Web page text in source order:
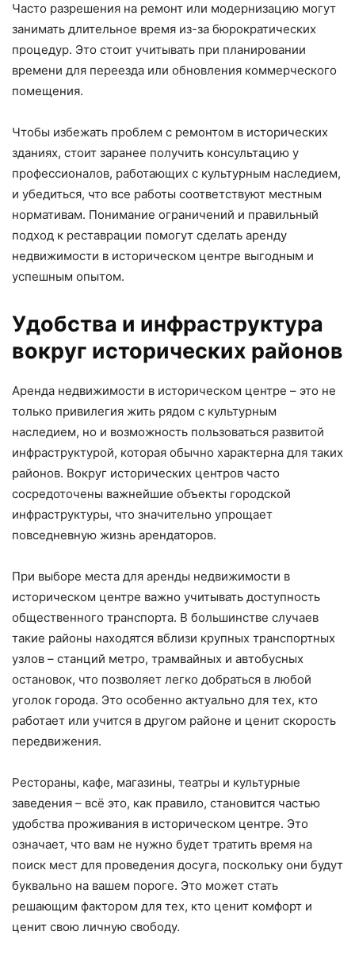
Часто разрешения на ремонт или модернизацию могут
занимать длительное время из-за бюрократических
процедур. Это стоит учитывать при планировании
времени для переезда или обновления коммерческого
помещения.
Чтобы избежать проблем с ремонтом в исторических
зданиях, стоит заранее получить консультацию у
профессионалов, работающих с культурным наследием,
и убедиться, что все работы соответствуют местным
нормативам. Понимание ограничений и правильный
подход к реставрации помогут сделать аренду
недвижимости в историческом центре выгодным и
успешным опытом.
Удобства и инфраструктура
вокруг исторических районов
Аренда недвижимости в историческом центре – это не
только привилегия жить рядом с культурным
наследием, но и возможность пользоваться развитой
инфраструктурой, которая обычно характерна для таких
районов. Вокруг исторических центров часто
сосредоточены важнейшие объекты городской
инфраструктуры, что значительно упрощает
повседневную жизнь арендаторов.
При выборе места для аренды недвижимости в
историческом центре важно учитывать доступность
общественного транспорта. В большинстве случаев
такие районы находятся вблизи крупных транспортных
узлов – станций метро, трамвайных и автобусных
остановок, что позволяет легко добраться в любой
уголок города. Это особенно актуально для тех, кто
работает или учится в другом районе и ценит скорость
передвижения.
Рестораны, кафе, магазины, театры и культурные
заведения – всё это, как правило, становится частью
удобства проживания в историческом центре. Это
означает, что вам не нужно будет тратить время на
поиск мест для проведения досуга, поскольку они будут
буквально на вашем пороге. Это может стать
решающим фактором для тех, кто ценит комфорт и
ценит свою личную свободу.